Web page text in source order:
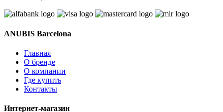
ANUBIS Barcelona
Главная
О бренде
О компании
Где купить
Контакты
Интернет-магазин